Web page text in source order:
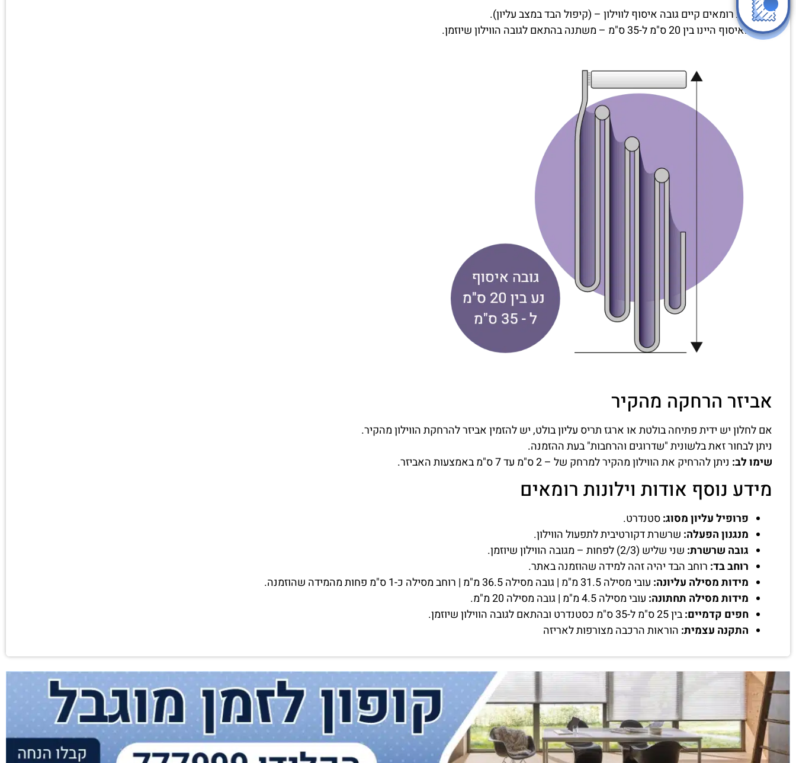
בווילונות רומאים קיים גובה איסוף לווילון – (קיפול הבד במצב עליון).
גובה האיסוף היינו בין 20 ס"מ ל-35 ס"מ – משתנה בהתאם לגובה הווילון שיוזמן.
אביזר הרחקה מהקיר
אם לחלון יש ידית פתיחה בולטת או ארגז תריס עליון בולט, יש להזמין אביזר להרחקת הווילון מהקיר.
ניתן לבחור זאת בלשונית "שדרוגים והרחבות" בעת ההזמנה.
שימו לב: ניתן להרחיק את הווילון מהקיר למרחק של – 2 ס"מ עד 7 ס"מ באמצעות האביזר.
מידע נוסף אודות וילונות רומאים
פרופיל עליון מסוג:סטנדרט.
מנגנון הפעלה: שרשרת דקורטיבית לתפעול הווילון.
גובה שרשרת: שני שליש (2/3) לפחות – מגובה הווילון שיוזמן.
רוחב בד: רוחב הבד יהיה זהה למידה שהוזמנה באתר.
מידות מסילה עליונה: עובי מסילה 31.5 מ"מ | גובה מסילה 36.5 מ"מ | רוחב מסילה כ-1 ס"מ פחות מהמידה שהוזמנה.
מידות מסילה תחתונה: עובי מסילה 4.5 מ"מ | גובה מסילה 20 מ"מ.
חפים קדמיים:בין 25 ס"מ ל-35 ס"מ כסטנדרט ובהתאם לגובה הווילון שיוזמן.
התקנה עצמית: הוראות הרכבה מצורפות לאריזה